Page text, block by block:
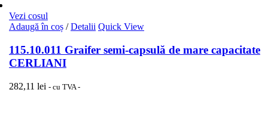
Vezi cosul
Adaugă în coș / Detalii Quick View
115.10.011 Graifer semi-capsulă de mare capacitate
CERLIANI
282,11 lei - cu TVA -